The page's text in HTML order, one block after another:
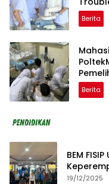
Berita
Unhas
Berita
BEM
dan
19/12/2025